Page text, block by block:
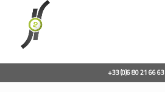
+33 (0)6 80 21 66 63